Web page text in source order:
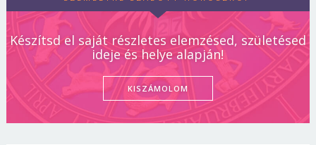
Készítsd el saját részletes elemzésed, születésed
ideje és helye alapján!
KISZÁMOLOM